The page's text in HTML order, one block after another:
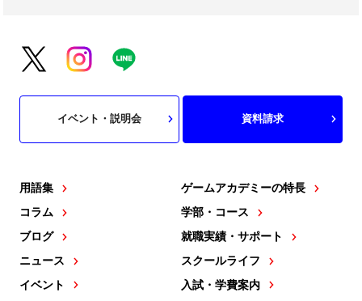
用語集
コラム
ブログ
ニュース
イベント
ゲームアカデミーの特長
学部・コース
就職実績・サポート
スクールライフ
入試・学費案内
イベント・説明会 資料請求